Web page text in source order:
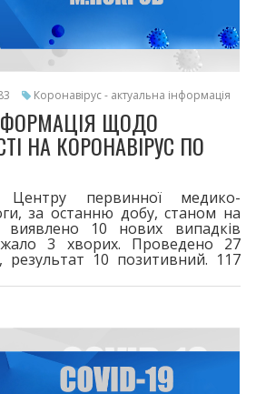
Коронавірус - актуальна інформація
ЩОДО
НА КОРОНАВІРУС ПО
Центру первинної медико-
за останню добу, станом на
10 нових випадків
3 хворих. Проведено 27
результат 10 позитивний. 117
За весь період у місті
бустерна доза - 4781,
покровчани! При перших